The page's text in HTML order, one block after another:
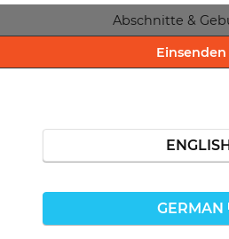
Abschnitte &
Einsenden
GERMAN